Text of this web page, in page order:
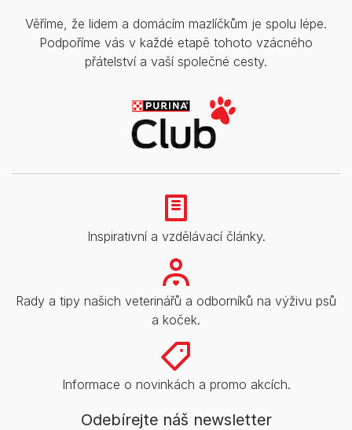
Věříme, že lidem a domácím mazlíčkům je spolu lépe.
Podpoříme vás v každé etapě tohoto vzácného
přátelství a vaší společné cesty.
Inspirativní a vzdělávací články.
Rady a tipy našich veterinářů a odborníků na výživu psů
a koček.
Informace o novinkách a promo akcích.
Odebírejte náš newsletter